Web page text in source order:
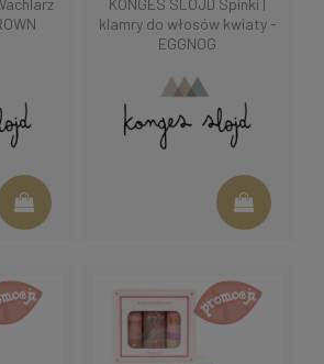
KONGES SLOJD Spinki |
klamry do włosów kwiaty -
EGGNOG